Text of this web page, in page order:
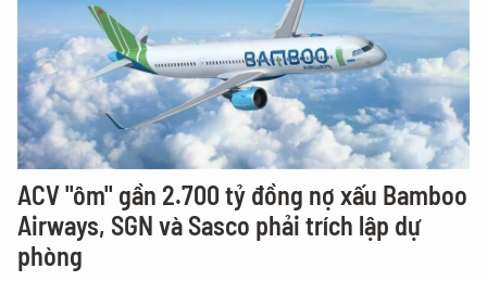
ACV "ôm" gần 2.700 tỷ đồng nợ xấu Bamboo
Airways, SGN và Sasco phải trích lập dự
phòng